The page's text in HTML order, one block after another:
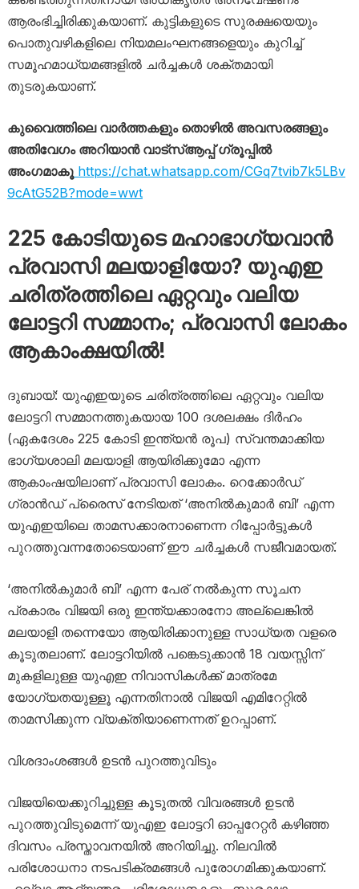
ആരംഭിച്ചിരിക്കുകയാണ്. കുട്ടികളുടെ സുരക്ഷയെയും
പൊതുവഴികളിലെ നിയമലംഘനങ്ങളെയും കുറിച്ച്
സമൂഹമാധ്യമങ്ങളിൽ ചർച്ചകൾ ശക്തമായി
തുടരുകയാണ്.
കുവൈത്തിലെ വാർത്തകളും തൊഴിൽ അവസരങ്ങളും
അതിവേഗം അറിയാൻ വാട്സ്ആപ്പ് ഗ്രൂപ്പിൽ
അംഗമാകൂhttps://chat.whatsapp.com/CGq7tvib7k5LBv
9cAtG52B?mode=wwt
225 കോടിയുടെ മഹാഭാ​ഗ്യവാൻ
പ്രവാസി മലയാളിയോ? യുഎഇ
ചരിത്രത്തിലെ ഏറ്റവും വലിയ
ലോട്ടറി സമ്മാനം; പ്രവാസി ലോകം
ആകാംക്ഷയിൽ!
ദുബായ്: യുഎഇയുടെ ചരിത്രത്തിലെ ഏറ്റവും വലിയ
ലോട്ടറി സമ്മാനത്തുകയായ 100 ദശലക്ഷം ദിർഹം
(ഏകദേശം 225 കോടി ഇന്ത്യൻ രൂപ) സ്വന്തമാക്കിയ
ഭാഗ്യശാലി മലയാളി ആയിരിക്കുമോ എന്ന
ആകാംഷയിലാണ് പ്രവാസി ലോകം. റെക്കോർഡ്
ഗ്രാൻഡ് പ്രൈസ് നേടിയത് ‘അനിൽകുമാർ ബി’ എന്ന
യുഎഇയിലെ താമസക്കാരനാണെന്ന റിപ്പോർട്ടുകൾ
പുറത്തുവന്നതോടെയാണ് ഈ ചർച്ചകൾ സജീവമായത്.
‘അനിൽകുമാർ ബി’ എന്ന പേര് നൽകുന്ന സൂചന
പ്രകാരം വിജയി ഒരു ഇന്ത്യക്കാരനോ അല്ലെങ്കിൽ
മലയാളി തന്നെയോ ആയിരിക്കാനുള്ള സാധ്യത വളരെ
കൂടുതലാണ്. ലോട്ടറിയിൽ പങ്കെടുക്കാൻ 18 വയസ്സിന്
മുകളിലുള്ള യുഎഇ നിവാസികൾക്ക് മാത്രമേ
യോഗ്യതയുള്ളൂ എന്നതിനാൽ വിജയി എമിറേറ്റിൽ
താമസിക്കുന്ന വ്യക്തിയാണെന്നത് ഉറപ്പാണ്.
വിശദാംശങ്ങൾ ഉടൻ പുറത്തുവിടും
വിജയിയെക്കുറിച്ചുള്ള കൂടുതൽ വിവരങ്ങൾ ഉടൻ
പുറത്തുവിടുമെന്ന് യുഎഇ ലോട്ടറി ഓപ്പറേറ്റർ കഴിഞ്ഞ
ദിവസം പ്രസ്താവനയിൽ അറിയിച്ചു. നിലവിൽ
പരിശോധനാ നടപടിക്രമങ്ങൾ പുരോഗമിക്കുകയാണ്.